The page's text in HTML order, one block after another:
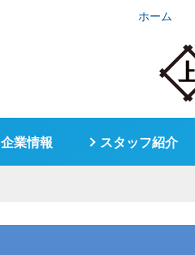
ホーム
企業情報 スタッフ紹介